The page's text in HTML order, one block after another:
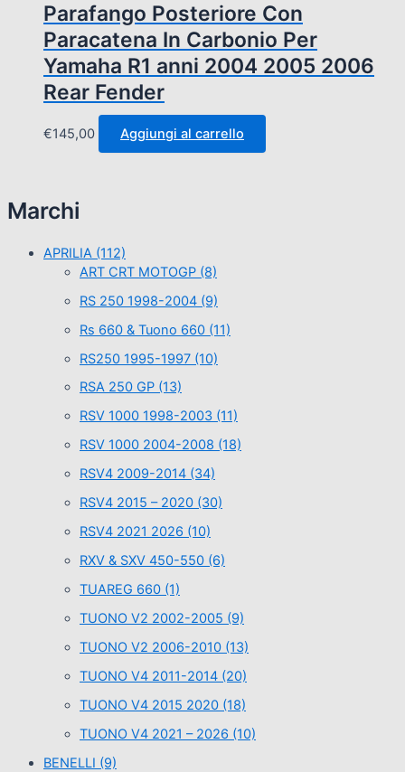
Marchi
APRILIA (112)
ART CRT MOTOGP (8)
RS 250 1998-2004 (9)
Rs 660 & Tuono 660 (11)
RS250 1995-1997 (10)
RSA 250 GP (13)
RSV 1000 1998-2003 (11)
RSV 1000 2004-2008 (18)
RSV4 2009-2014 (34)
RSV4 2015 – 2020 (30)
RSV4 2021 2026 (10)
RXV & SXV 450-550 (6)
TUAREG 660 (1)
TUONO V2 2002-2005 (9)
TUONO V2 2006-2010 (13)
TUONO V4 2011-2014 (20)
TUONO V4 2015 2020 (18)
TUONO V4 2021 – 2026 (10)
BENELLI (9)
Parafango Posteriore Con
Paracatena In Carbonio Per
Yamaha R1 anni 2004 2005 2006
Rear Fender
€145,00 Aggiungi al carrello